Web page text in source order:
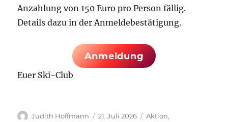
Anzahlung von 150 Euro pro Person fällig.
Details dazu in der Anmeldebestätigung.
Anmeldung
Euer Ski-Club
Autor
Judith Hoffmann
Veröffentlicht
21. Juli 2026 Kategorien
Aktion,